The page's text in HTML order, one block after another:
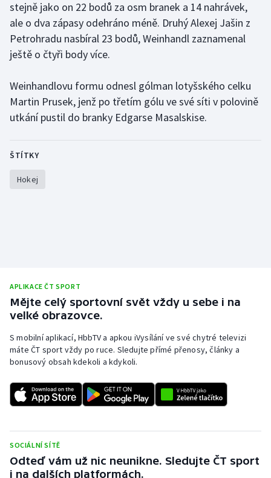
Judo
Krasobruslení
Lezení
Lyže a snowboard
Motorsport
Plážový volejbal
Ragby
Rychlobruslení
Rychlostní kanoistika
Short track
Stolní tenis
stejně jako on 22 bodů za osm branek a 14 nahrávek,
ale o dva zápasy odehráno méně. Druhý Alexej Jašin z
Petrohradu nasbíral 23 bodů, Weinhandl zaznamenal
ještě o čtyři body více.
Weinhandlovu formu odnesl gólman lotyšského celku
Martin Prusek, jenž po třetím gólu ve své síti v polovině
utkání pustil do branky Edgarse Masalskise.
ŠTÍTKY
Hokej
APLIKACE ČT SPORT
Mějte celý sportovní svět vždy u sebe i na
velké obrazovce.
S mobilní aplikací, HbbTV a apkou iVysílání ve své chytré televizi
máte ČT sport vždy po ruce. Sledujte přímé přenosy, články a
bonusový obsah kdekoli a kdykoli.
SOCIÁLNÍ SÍTĚ
Odteď vám už nic neunikne. Sledujte ČT sport
i na dalších platformách.